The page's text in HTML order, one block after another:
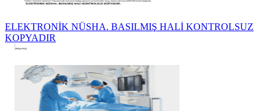
ELEKTRONİK NÜSHA. BASILMIŞ HALİ KONTROLSUZ
KOPYADIR